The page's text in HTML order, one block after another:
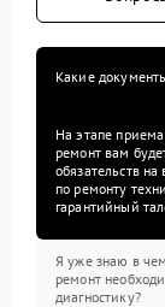
Какие
На этапе
ремонт вам
обязательств
по ремонту
гарантийный
Я уже знаю в
ремонт
диагностику?